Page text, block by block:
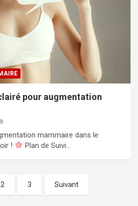
pour augmentation
mammaire dans le
!
Plan de Suivi…
2 3 Suivant